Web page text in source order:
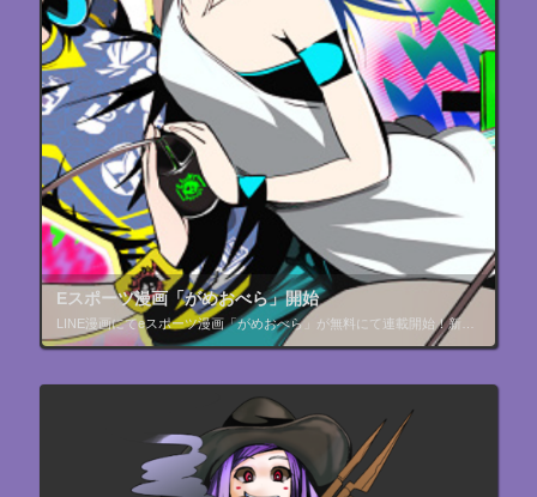
Eスポーツ漫画「がめおべら」開始